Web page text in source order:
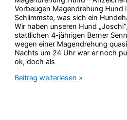
Vorbeugen Magendrehung Hund
Schlimmste, was sich ein
Wir haben unseren Hund
stattlichen 4-jährigen Berner
wegen einer Magendrehung
Nachts um 24 Uhr war er noch
ok, doch als
Magendrehung
Beitrag weiterlesen »